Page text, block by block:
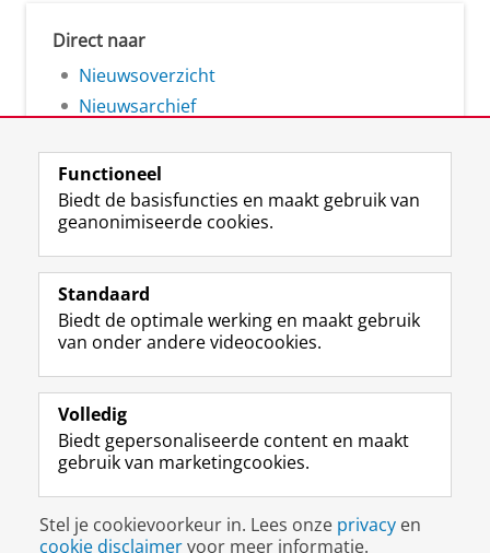
Direct naar
Nieuwsoverzicht
Nieuwsarchief
Volg de RUG
F
a
e
b
o
p
a
i
n
a
L
i
k
e
I
-
p
g
i
n
R
S
-
f
e
R
k
s
u
I
n
t
r
m
c
c
o
Y
o
T
e
k
a
a
Studiekiezers
Alumni
Over ons
Disclaimer & Copyright
Inloggen
Functioneel
Biedt de basisfuncties en maakt gebruik van
geanonimiseerde cookies.
Standaard
Biedt de optimale werking en maakt gebruik
van onder andere videocookies.
Volledig
Biedt gepersonaliseerde content en maakt
gebruik van marketingcookies.
Stel je cookievoorkeur in. Lees onze privacy en
cookie disclaimervoor meer informatie.